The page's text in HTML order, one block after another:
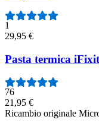
1
29,95 €
Pasta termica iFixit
76
21,95 €
Ricambio originale